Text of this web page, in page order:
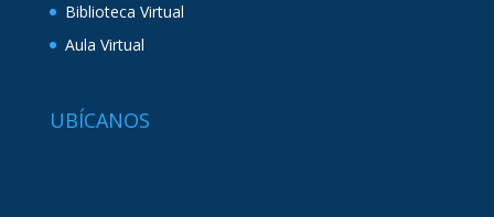
Biblioteca Virtual
Aula Virtual
UBÍCANOS